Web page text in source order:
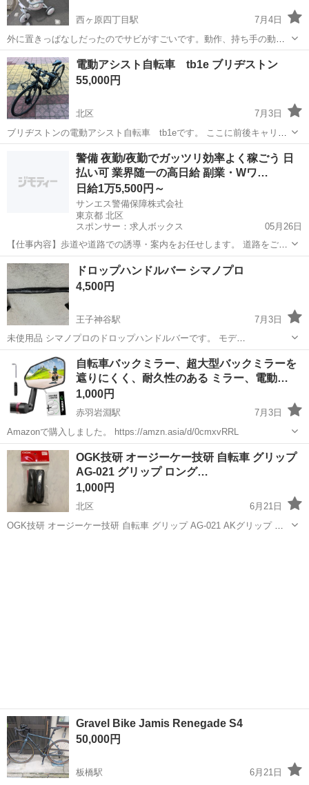
西ヶ原四丁目駅
7月4日
外に置きっぱなしだったのでサビがすごいです。動作、持ち手の動き
は問題ありません。西ヶ原４丁目駅付近の東大原児童公園の近くで引
き渡し希望です。
東京 北区 西ヶ原四丁目駅 三輪車
電動アシスト自転車 tb1e ブリヂストン
55,000円
北区
7月3日
ブリヂストンの電動アシスト自転車 tb1eです。 ここに前後キャリア
追加してあります。 追記:サドルクッションつけています。希望であれ
ばそのままつけます。
電動アシスト自転車 ブリヂストン
警備 夜勤/夜勤でガッツリ効率よく稼ごう 日
払い可 業界随一の高日給 副業・Wワ…
日給1万5,500円～
サンエス警備保障株式会社
東京都 北区
スポンサー：求人ボックス
05月26日
【仕事内容】歩道や道路での誘導・案内をお任せします。 道路をご利
用される車両や歩行者の方が安全に安心して通行するために適切に誘
導してください。 勤務地へは直行直帰OKです! <未経験でも安心!!> 丁
寧な研修20hで基本的な知識を...
アルバイト・パート
ドロップハンドルバー シマノプロ
4,500円
王子神谷駅
7月3日
未使用品 シマノプロのドロップハンドルバーです。 モデ
ル:COMPACT AL6061 T6 サイズ400mm C-C φ31.8mm お渡し場所:王
子神谷駅前にあるジャパンミート前まで
北区 王子神谷駅 ロードバイク
ドロップハンドル
自転車バックミラー、超大型バックミラーを
遮りにくく、耐久性のある ミラー、電動…
1,000円
赤羽岩淵駅
7月3日
Amazonで購入しました。 https://amzn.asia/d/0cmxvRRL
東京 北区 赤羽岩淵駅 バックミラー
OGK技研 オージーケー技研 自転車 グリップ
AG-021 グリップ ロング…
1,000円
北区
6月21日
OGK技研 オージーケー技研 自転車 グリップ AG-021 AKグリップ ロ
Gravel Bike Jamis Renegade S4
50,000円
板橋駅
6月21日